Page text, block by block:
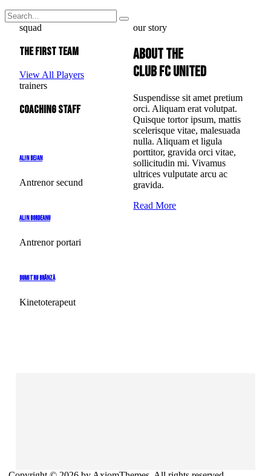
our story
About the
club FC United
Suspendisse sit amet pretium
orci. Aliquam erat volutpat.
Quisque tortor ipsum, mattis
scelerisque vitae, malesuada
nulla. Aliquam et ligula
porttitor, gravida orci vitae,
sollicitudin mi. Vivamus
ultrices vulputate arcu ac
gravida.
Read More
squad
The First Team
View All Players
trainers
coaching staff
Alin Bejan
Antrenor secund
Alin Bordeanu
Antrenor portari
Dumitru Brânză
Kinetoterapeut